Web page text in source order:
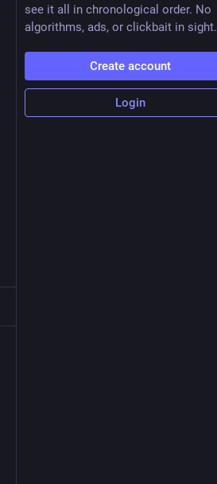
see it all in chronological order. No
algorithms, ads, or clickbait in sight.
Create account
Login